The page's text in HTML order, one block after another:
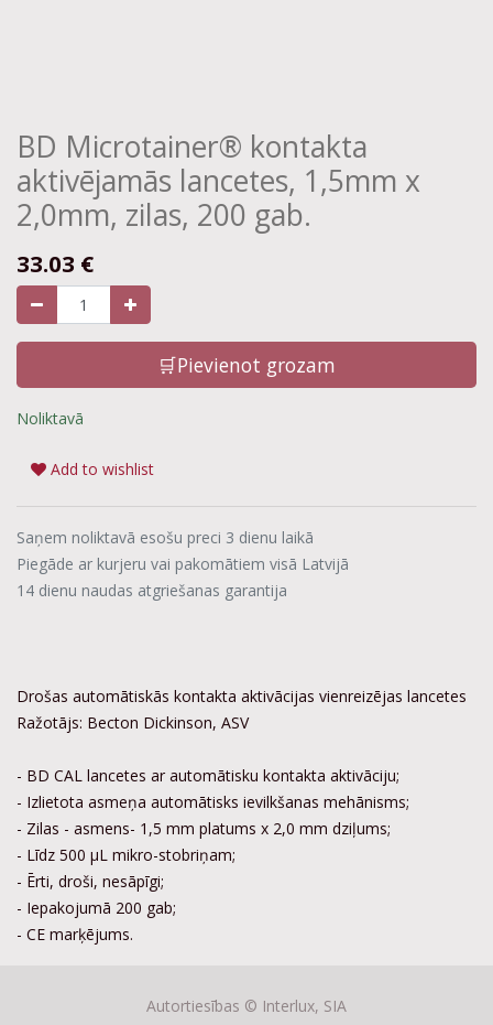
BD Microtainer® kontakta
aktivējamās lancetes, 1,5mm x
2,0mm, zilas, 200 gab.
33.03 €
🛒Pievienot grozam
Noliktavā
Add to wishlist
Saņem noliktavā esošu preci 3 dienu laikā
Piegāde ar kurjeru vai pakomātiem visā Latvijā
14 dienu naudas atgriešanas garantija
Drošas automātiskās kontakta aktivācijas vienreizējas lancetes
Ražotājs: Becton Dickinson, ASV
- BD CAL lancetes ar automātisku kontakta aktivāciju;
- Izlietota asmeņa automātisks ievilkšanas mehānisms;
- Zilas - asmens- 1,5 mm platums x 2,0 mm dziļums;
- Līdz 500 µL mikro-stobriņam;
- Ērti, droši, nesāpīgi;
- Iepakojumā 200 gab;
- CE marķējums.
Autortiesības © Interlux, SIA